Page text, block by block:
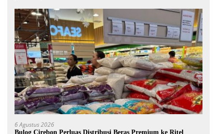
6 Agustus 2026
Bulog Cirebon Perluas Distribusi Beras Premium ke Ritel